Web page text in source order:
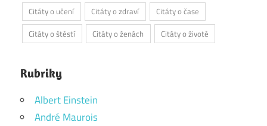
Citáty o učení
Citáty o zdraví
Citáty o čase
Citáty o štěstí
Citáty o ženách Citáty o životě
Rubriky
Albert Einstein
André Maurois